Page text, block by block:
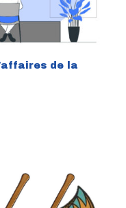
de la